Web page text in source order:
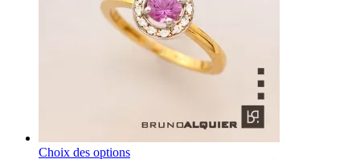
Choix des options